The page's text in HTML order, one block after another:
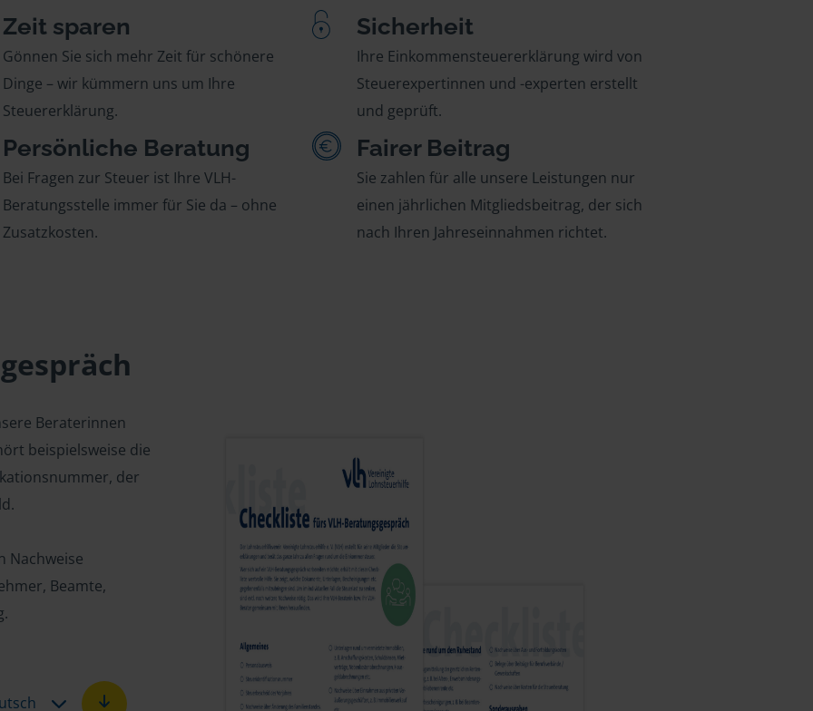
Zeit sparen
Gönnen Sie sich mehr Zeit für schönere
Dinge – wir kümmern uns um Ihre
Steuererklärung.
Sicherheit
Ihre Einkommensteuererklärung wird von
Steuerexpertinnen und -experten erstellt
und geprüft.
Persönliche Beratung
Bei Fragen zur Steuer ist Ihre VLH-
Beratungsstelle immer für Sie da – ohne
Zusatzkosten.
Fairer Beitrag
Sie zahlen für alle unsere Leistungen nur
einen jährlichen Mitgliedsbeitrag, der sich
nach Ihren Jahreseinnahmen richtet.
Beraterinnen
beispielsweise die
der
Nachweise
Beamte,